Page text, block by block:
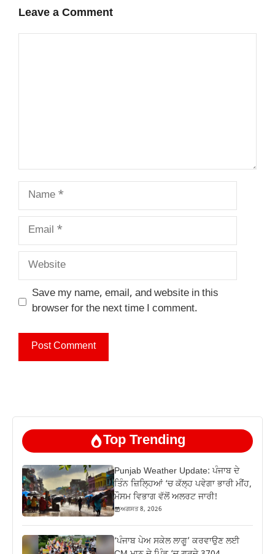
Leave a Comment
Name
Email
Website
Save my name, email, and website in this
browser for the next time I comment.
Top Trending
Punjab Weather Update: ਪੰਜਾਬ ਦੇ
ਤਿੰਨ ਜ਼‍ਿਲ੍ਹਿਆਂ ‘ਚ ਕੱਲ੍ਹ ਪਵੇਗਾ ਭਾਰੀ ਮੀਂਹ,
ਮੌਸਮ ਵਿਭਾਗ ਵੱਲੋਂ ਅਲਰਟ ਜਾਰੀ!
ਅਗਸਤ 8, 2026
‘ਪੰਜਾਬ ਪੇਅ ਸਕੇਲ ਲਾਗੂ’ ਕਰਵਾਉਣ ਲਈ